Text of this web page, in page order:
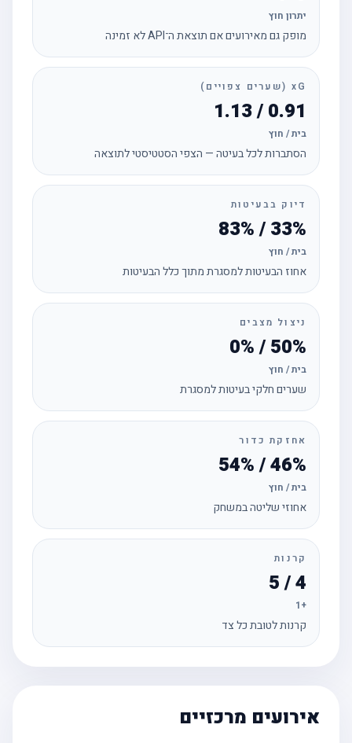
יתרון חוץ
מופק גם מאירועים אם תוצאת ה־API לא זמינה
xG (שערים צפויים)
0.91 / 1.13
בית / חוץ
הסתברות לכל בעיטה — הצפי הסטטיסטי לתוצאה
דיוק בבעיטות
33% / 83%
בית / חוץ
אחוז הבעיטות למסגרת מתוך כלל הבעיטות
ניצול מצבים
50% / 0%
בית / חוץ
שערים חלקי בעיטות למסגרת
אחזקת כדור
46% / 54%
בית / חוץ
אחוזי שליטה במשחק
קרנות
קרנות לטובת כל צד
אירועים מרכזיים